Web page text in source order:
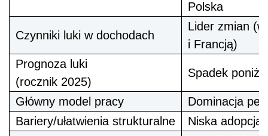
Polska
Czynniki luki w dochodach
Lider zmian
i Francją)
Prognoza luki
(rocznik 2025)
Spadek
Główny model pracy
Dominacja
Bariery/ułatwienia strukturalne
Niska adopcja